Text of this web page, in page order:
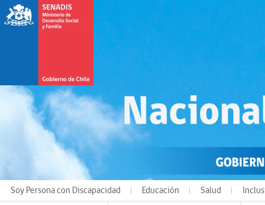
Soy Persona con Discapacidad Educación Salud